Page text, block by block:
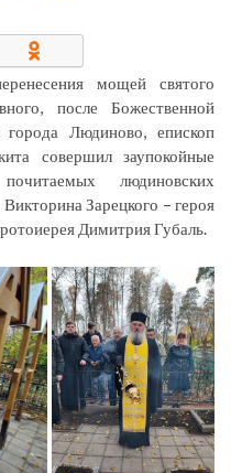
мощей святого
после Божественной
Людиново, епископ
совершил заупокойные
людиновских
Зарецкого – героя
Димитрия Губаль.